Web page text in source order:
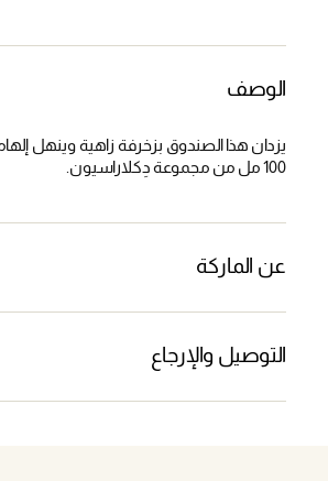
الوصف
100 مل من مجموعة دِكلاراسيون.
عن الماركة
التوصيل والإرجاع